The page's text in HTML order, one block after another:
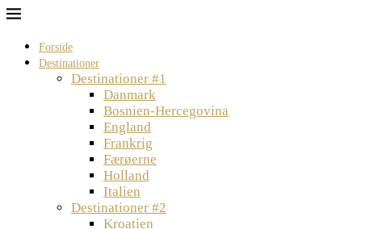
Forside
Destinationer
Destinationer #1
Danmark
Bosnien-Hercegovina
England
Frankrig
Færøerne
Holland
Italien
Destinationer #2
Kroatien